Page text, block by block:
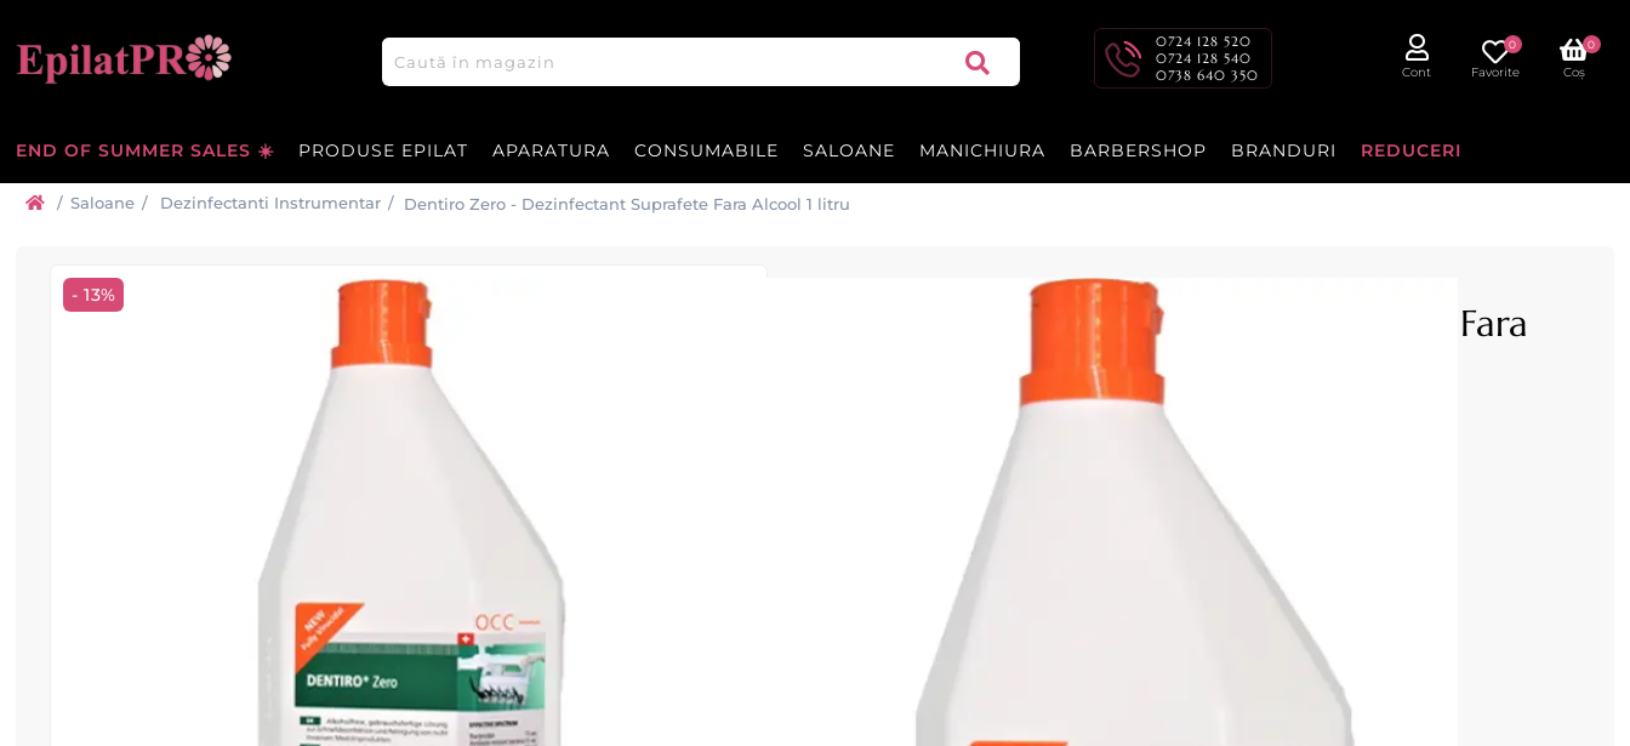
0724 128 520
0724 128 540
0738 640 350
Cont Favorite
0
Coș
0
END OF SUMMER SALES ☀️ PRODUSE EPILAT APARATURA CONSUMABILE SALOANE MANICHIURA BARBERSHOP BRANDURI REDUCERI
/ Saloane / Dezinfectanti Instrumentar / Dentiro Zero - Dezinfectant Suprafete Fara Alcool 1 litru
- 13%
Dentiro Zero - Dezinfectant Suprafete Fara
Alcool 1 litru
Dezinfectant suprafete gata preparat -
Dentiro Zero in flacon de 1000ml
34 recenzii
EDZ10